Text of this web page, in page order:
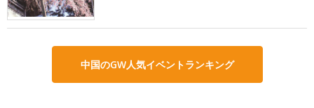
中国のGW人気イベントランキング